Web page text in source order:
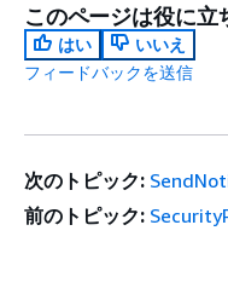
このページは役に立
はい
いいえ
フィードバックを送信
次のトピック:
前のトピック: